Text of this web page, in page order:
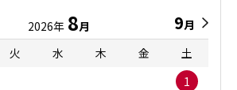
2026年 8月 9月
火 水 木 金
土
1